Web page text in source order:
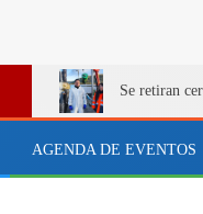
Se retiran
AGENDA DE EVENTOS